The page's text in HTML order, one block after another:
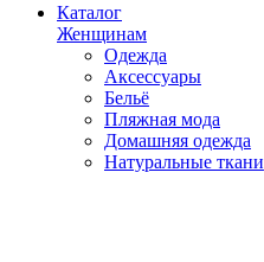
Каталог
Женщинам
Одежда
Аксессуары
Бельё
Пляжная мода
Домашняя одежда
Натуральные ткани